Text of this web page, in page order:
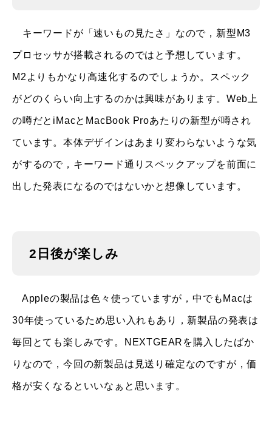
キーワードが「速いもの見たさ」なので，新型M3
プロセッサが搭載されるのではと予想しています。
M2よりもかなり高速化するのでしょうか。スペック
がどのくらい向上するのかは興味があります。Web上
の噂だとiMacとMacBook Proあたりの新型が噂され
ています。本体デザインはあまり変わらないような気
がするので，キーワード通りスペックアップを前面に
出した発表になるのではないかと想像しています。
2日後が楽しみ
Appleの製品は色々使っていますが，中でもMacは
30年使っているため思い入れもあり，新製品の発表は
毎回とても楽しみです。NEXTGEARを購入したばか
りなので，今回の新製品は見送り確定なのですが，価
格が安くなるといいなぁと思います。